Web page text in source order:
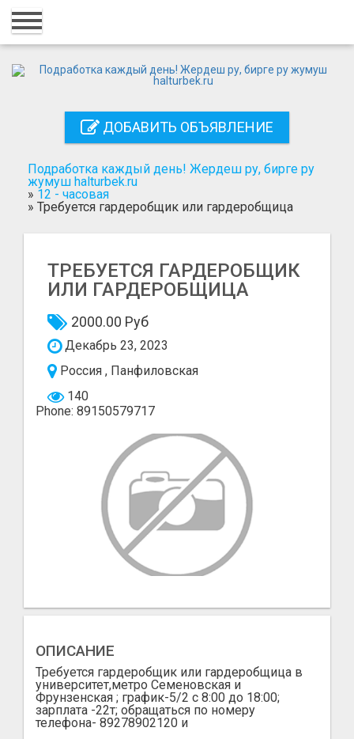
Главная
Контакты
Добавить объявление
Поиск
ДОБАВИТЬ ОБЪЯВЛЕНИЕ
Подработка каждый день! Жердеш ру, бирге ру
жумуш halturbek.ru
» 12 - часовая
» Требуется гардеробщик или гардеробщица
ТРЕБУЕТСЯ ГАРДЕРОБЩИК
ИЛИ ГАРДЕРОБЩИЦА
2000.00 Руб
Декабрь 23, 2023
Россия , Панфиловская
140
Phone: 89150579717
ОПИСАНИЕ
Требуется гардеробщик или гардеробщица в
университет,метро Семеновская и
Фрунзенская ; график-5/2 с 8:00 до 18:00;
зарплата -22т; обращаться по номеру
телефона- 89278902120 и